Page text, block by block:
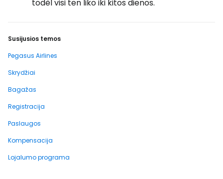
todėl visi ten liko iki kitos dienos.
Susijusios temos
Pegasus Airlines
Skrydžiai
Bagažas
Registracija
Paslaugos
Kompensacija
Lojalumo programa